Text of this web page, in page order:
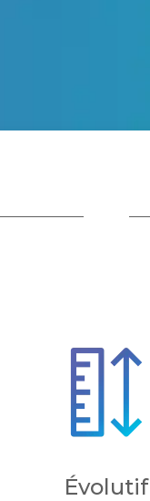
Évolutif